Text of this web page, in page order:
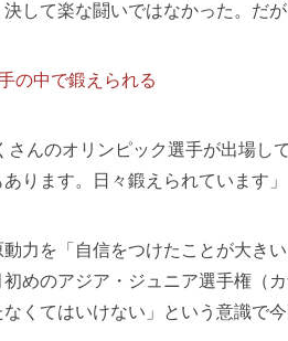
して楽な闘いではなかった。だ
の中で鍛えられる
んのオリンピック選手が出場し
ります。日々鍛えられています」
力を「自信をつけたことが大き
めのアジア・ジュニア選手権（
くてはいけない」という意識で